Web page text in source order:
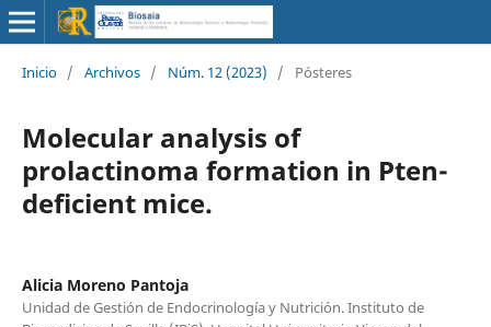
Inicio / Archivos / Núm. 12 (2023) / Pósteres
Molecular analysis of
prolactinoma formation in Pten-
deficient mice.
Alicia Moreno Pantoja
Unidad de Gestión de Endocrinología y Nutrición. Instituto de